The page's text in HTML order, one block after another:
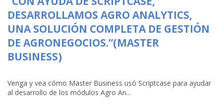
DESARROLLAMOS AGRO ANALYTICS,
UNA SOLUCIÓN COMPLETA DE GESTIÓN
DE AGRONEGOCIOS.”(MASTER
BUSINESS)
Venga y vea cómo Master Business usó Scriptcase para ayudar
al desarrollo de los módulos Agro An...